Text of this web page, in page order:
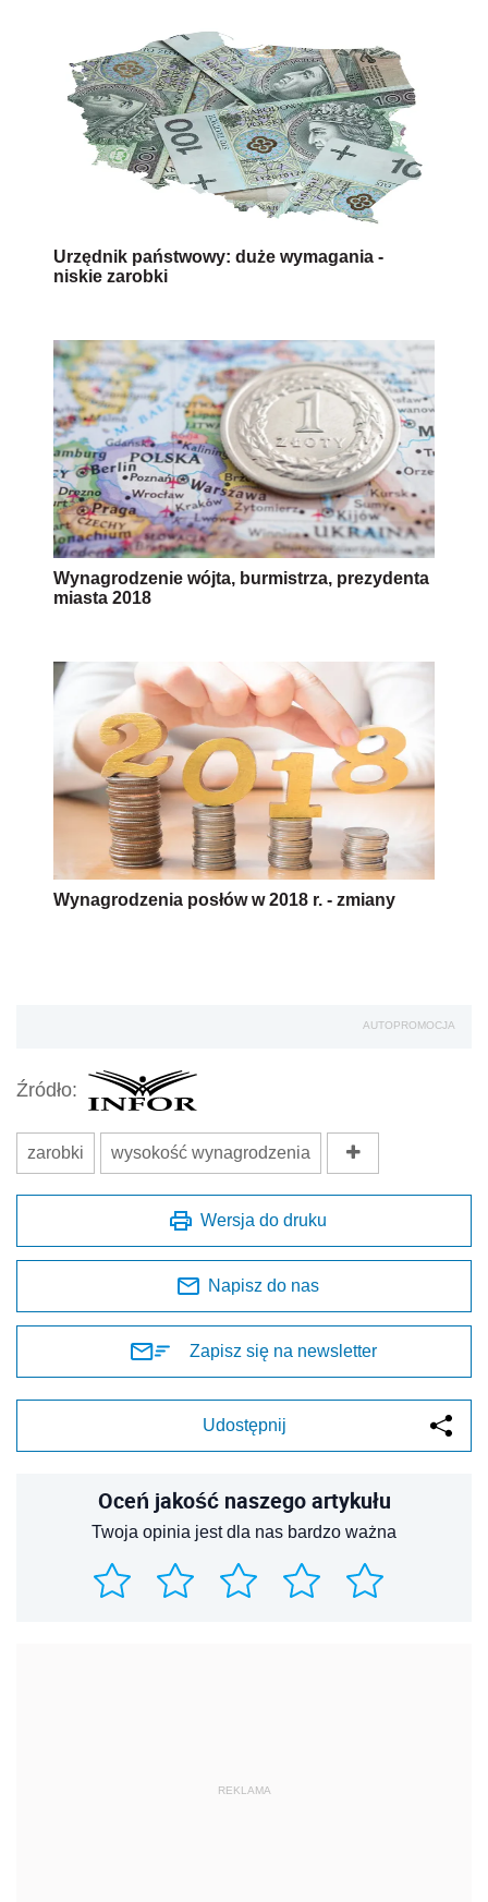
Urzędnik państwowy: duże wymagania -
niskie zarobki
Wynagrodzenie wójta, burmistrza, prezydenta
miasta 2018
Wynagrodzenia posłów w 2018 r. - zmiany
AUTOPROMOCJA
Źródło:
zarobki wysokość wynagrodzenia
Wersja do druku
Napisz do nas
Zapisz się na newsletter
Udostępnij
Oceń jakość naszego artykułu
Twoja opinia jest dla nas bardzo ważna
REKLAMA